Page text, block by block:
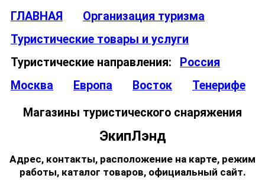
ГЛАВНАЯ
Организация туризма
Туристические товары и услуги
Туристические направления:
Россия
Москва
Европа Восток Тенерифе
Магазины туристического снаряжения
ЭкипЛэнд
Адрес, контакты, расположение на карте, режим
работы, каталог товаров, официальный сайт.